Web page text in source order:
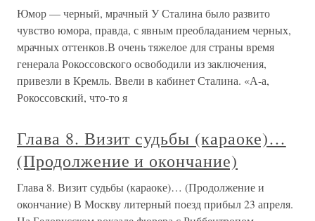
Юмор — черный, мрачный У Сталина было развито
чувство юмора, правда, с явным преобладанием черных,
мрачных оттенков.В очень тяжелое для страны время
генерала Рокоссовского освободили из заключения,
привезли в Кремль. Ввели в кабинет Сталина. «А-а,
Рокоссовский, что-то я
Глава 8. Визит судьбы (караоке)…
(Продолжение и окончание)
Глава 8. Визит судьбы (караоке)… (Продолжение и
окончание) В Москву литерный поезд прибыл 23 апреля.